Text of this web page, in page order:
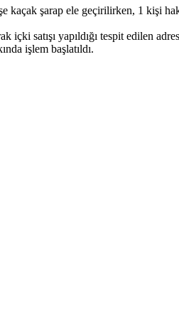
şarap ele geçirilirken, 1 kişi
içki satışı yapıldığı tespit edilen
işlem başlatıldı.